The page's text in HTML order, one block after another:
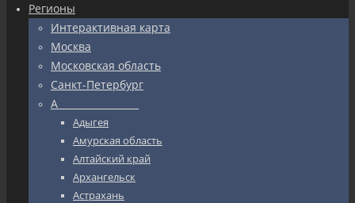
Регионы
Интерактивная карта
Москва
Московская область
Санкт-Петербург
А_________________
Адыгея
Амурская область
Алтайский край
Архангельск
Астрахань